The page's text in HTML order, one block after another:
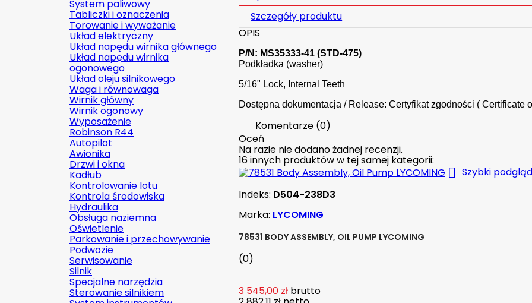
System paliwowy
Tabliczki i oznaczenia
Torowanie i wyważanie
Układ elektryczny
Układ napędu wirnika głównego
Układ napędu wirnika
ogonowego
Układ oleju silnikowego
Waga i równowaga
Wirnik główny
Wirnik ogonowy
Wyposażenie
Robinson R44
Autopilot
Awionika
Drzwi i okna
Kadłub
Kontrolowanie lotu
Kontrola środowiska
Hydraulika
Obsługa naziemna
Oświetlenie
Parkowanie i przechowywanie
Podwozie
Serwisowanie
Silnik
Specjalne narzędzia
Sterowanie silnikiem
Szczegóły produktu
OPIS
P/N: MS35333-41 (STD-475)
Podkładka (washer)
5/16" Lock, Internal Teeth
Dostępna dokumentacja / Release: Certyfikat zgodności ( Certificate
Komentarze (0)
Oceń
Na razie nie dodano żadnej recenzji.
16 innych produktów w tej samej kategorii:
 Szybki podgląd
Indeks: D504-238D3
Marka: LYCOMING
78531 BODY ASSEMBLY, OIL PUMP LYCOMING
(0)
3 545,00 zł brutto